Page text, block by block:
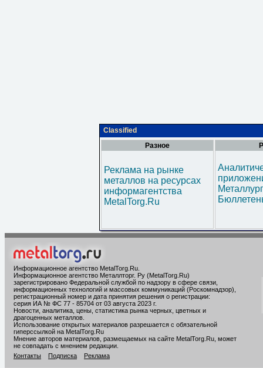
Classified
Разное
Реклама на рынке
металлов на ресурсах
информагентства
MetalTorg.Ru
Информационное агентство MetalTorg.Ru
Информационное агентство Металлторг. Ру (MetalTorg.Ru)
зарегистрировано Федеральной службой по надзору в сфере связи,
информационных технологий и массовых коммуникаций (Роскомнадзор),
регистрационный номер и дата принятия решения о регистрации:
серия ИА № ФС 77 - 85704 от 03 августа 2023 г.
Новости, аналитика, цены, статистика рынка черных, цветных и
драгоценных металлов.
Использование открытых материалов разрешается с обязательной
гиперссылкой на MetalTorg.Ru
Мнение авторов материалов, размещаемых на сайте MetalTorg.Ru, может
не совпадать с мнением редакции.
Контакты
Подписка Реклама